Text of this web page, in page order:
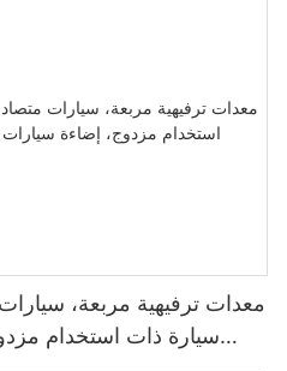
معدات ترفيهية مربعة،
سيارة ذات استخدام